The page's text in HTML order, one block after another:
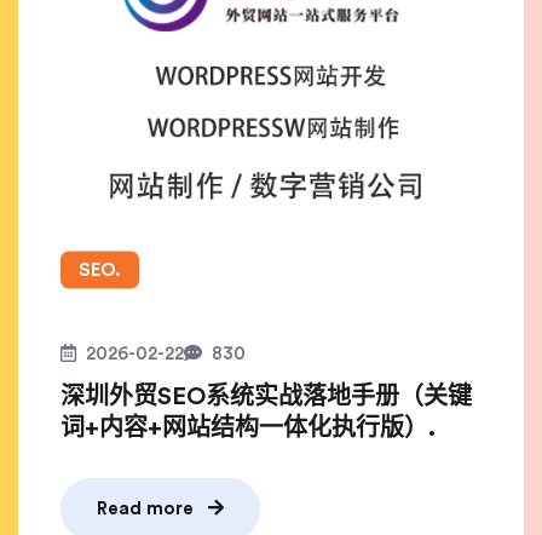
SEO.
2026-02-22 830
深圳外贸SEO系统实战落地手册（关键
词+内容+网站结构一体化执行版）.
Read more